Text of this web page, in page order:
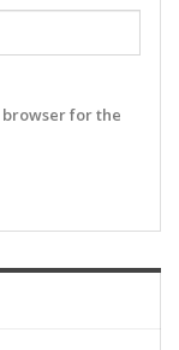
browser for the